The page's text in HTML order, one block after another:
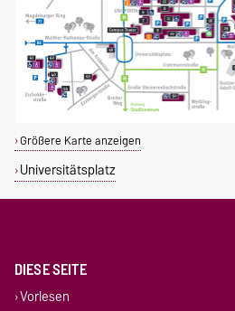
Größere Karte anzeigen
Universitätsplatz
DIESE SEITE
Vorlesen